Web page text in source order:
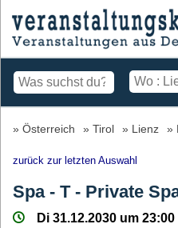
Österreich Tirol Lienz
zurück zur letzten Auswahl
Spa - T - Private
Di 31.12.2030 um